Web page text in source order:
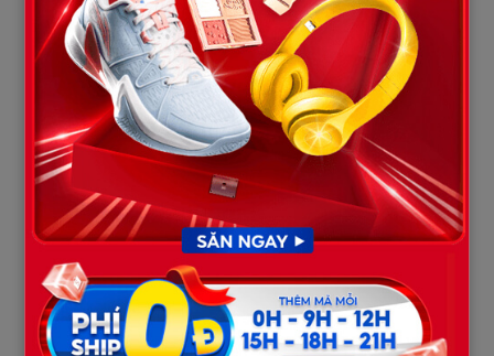
Và rồi tôi phát hiện ra sự thật.
Số tiền đó… không phải mới bị lấy.
Nó đã bị rút dần trong suốt ba tháng qua.
Từng khoản nhỏ.
Từng chút một.
Đủ để tôi không chú ý.
Và người nhận… không phải một cô gái.